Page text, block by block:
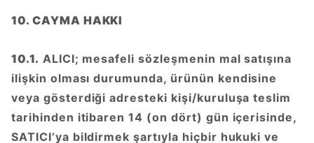
10. CAYMA HAKKI
10.1. ALICI; mesafeli sözleşmenin mal satışına
ilişkin olması durumunda, ürünün kendisine
veya gösterdiği adresteki kişi/kuruluşa teslim
tarihinden itibaren 14 (on dört) gün içerisinde,
SATICI’ya bildirmek şartıyla hiçbir hukuki ve